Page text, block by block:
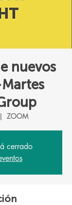
nuevos
ZOOM
cerrado